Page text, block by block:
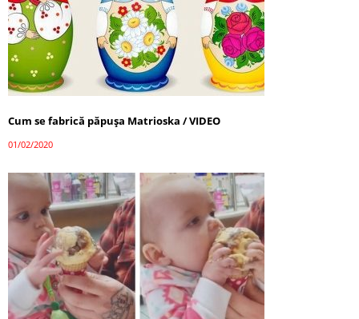
Cum se fabrică păpușa Matrioska / VIDEO
01/02/2020